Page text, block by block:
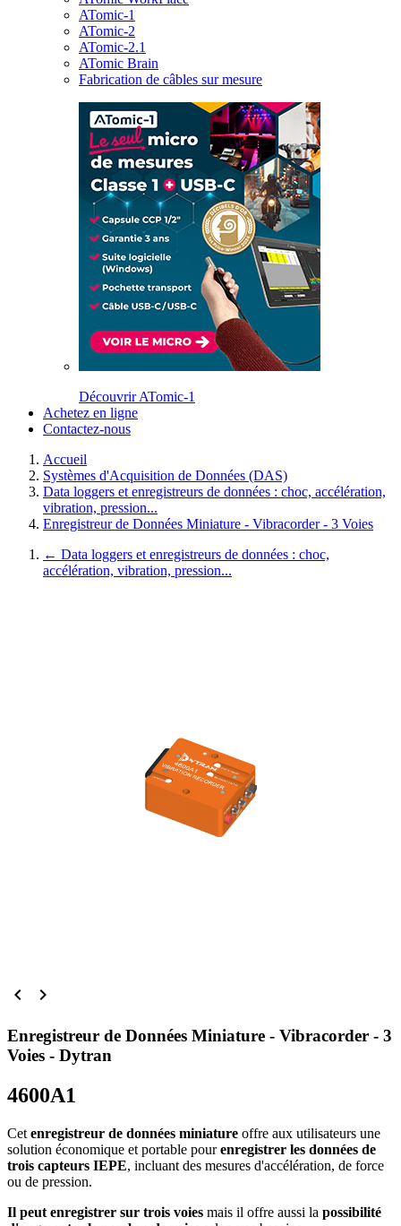
ATomic-1
ATomic-2
ATomic-2.1
ATomic Brain
Fabrication de câbles sur mesure
Découvrir ATomic-1
Achetez en ligne
Contactez-nous
Accueil
Systèmes d'Acquisition de Données (DAS)
Data loggers et enregistreurs de données : choc, accélération,
vibration, pression...
Enregistreur de Données Miniature - Vibracorder - 3 Voies
← Data loggers et enregistreurs de données : choc,
accélération, vibration, pression...
 
Enregistreur de Données Miniature - Vibracorder - 3
Voies - Dytran
4600A1
Cet enregistreur de données miniature offre aux utilisateurs une
solution économique et portable pourenregistrer les données de
trois capteurs IEPE, incluant des mesures d'accélération, de force
ou de pression.
Il peut enregistrer sur trois voies mais il offre aussi la possibilité